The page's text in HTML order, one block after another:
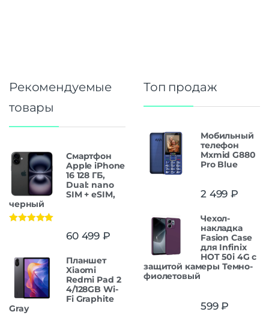
Рекомендуемые
товары
Смартфон
Apple iPhone
16 128 ГБ,
Dual: nano
SIM + eSIM,
черный
60 499 ₽
Планшет
Xiaomi
Redmi Pad 2
4/128GB Wi-
Fi Graphite
Gray
Топ продаж
Мобильный
телефон
Mxmid G880
Pro Blue
2 499 ₽
Чехол-
накладка
Fasion Case
для Infinix
HOT 50i 4G с
защитой камеры Темно-
фиолетовый
599₽